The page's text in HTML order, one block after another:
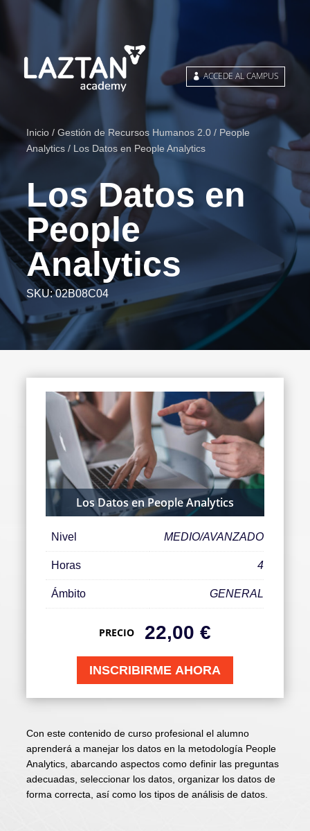
ACCEDE AL CAMPUS
Inicio /Gestión de Recursos Humanos 2.0 / People
Analytics / Los Datos en People Analytics
Los Datos en
People
Analytics
SKU:02B08C04
Con este contenido de curso profesional el alumno
aprenderá a manejar los datos en la metodología People
Analytics, abarcando aspectos como definir las preguntas
adecuadas, seleccionar los datos, organizar los datos de
forma correcta, así como los tipos de análisis de datos.
Los Datos en People Analytics
Nivel MEDIO/AVANZADO
Horas 4
Ámbito GENERAL
PRECIO 22,00 €
INSCRIBIRME AHORA